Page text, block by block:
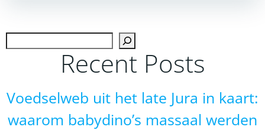
Recent Posts
Voedselweb uit het late Jura in kaart:
waarom babydino’s massaal werden